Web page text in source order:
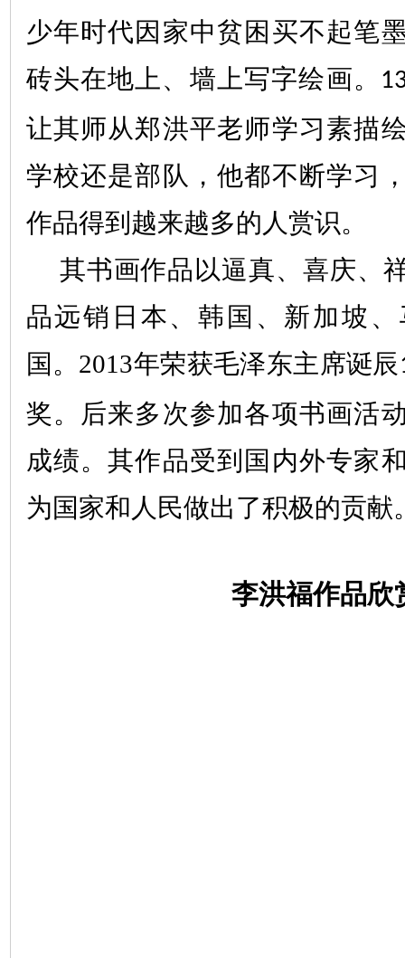
少年时代因家中贫困买不起笔
砖头在地上、墙上写字绘画。
让其师从郑洪平老师学习素描
学校还是部队，他都不断学习
作品得到越来越多的人赏识。
其书画作品以逼真、喜庆、
品远销日本、韩国、新加坡
国。 2013年荣获毛泽东主席诞辰
奖。后来多次参加各项书画活
成绩。其作品受到国内外专家
为国家和人民做出了积极的贡献
李洪福作品欣